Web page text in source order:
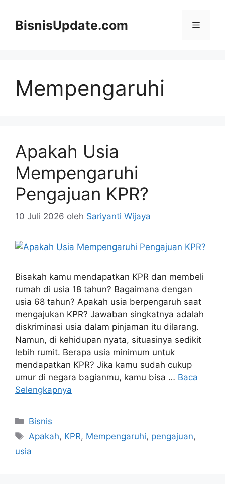
BisnisUpdate.com Menu
Mempengaruhi
Apakah Usia
Mempengaruhi
Pengajuan KPR?
10 Juli 2026 oleh Sariyanti Wijaya
Bisakah kamu mendapatkan KPR dan membeli
rumah di usia 18 tahun? Bagaimana dengan
usia 68 tahun? Apakah usia berpengaruh saat
mengajukan KPR? Jawaban singkatnya adalah
diskriminasi usia dalam pinjaman itu dilarang.
Namun, di kehidupan nyata, situasinya sedikit
lebih rumit. Berapa usia minimum untuk
mendapatkan KPR? Jika kamu sudah cukup
umur di negara bagianmu, kamu bisa … Baca
Selengkapnya
Kategori
Bisnis
Tag
Apakah, KPR, Mempengaruhi, pengajuan,
usia